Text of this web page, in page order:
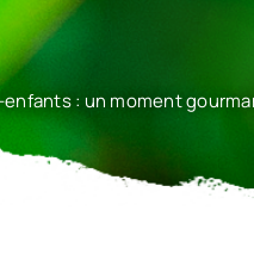
: un moment